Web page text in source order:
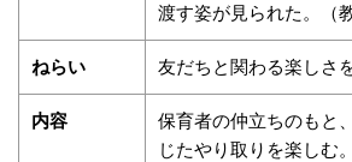
渡す姿が見られた。（教
ねらい 友だちと関わる楽しさ
内容
保育者の仲立ちのもと
じたやり取りを楽しむ。